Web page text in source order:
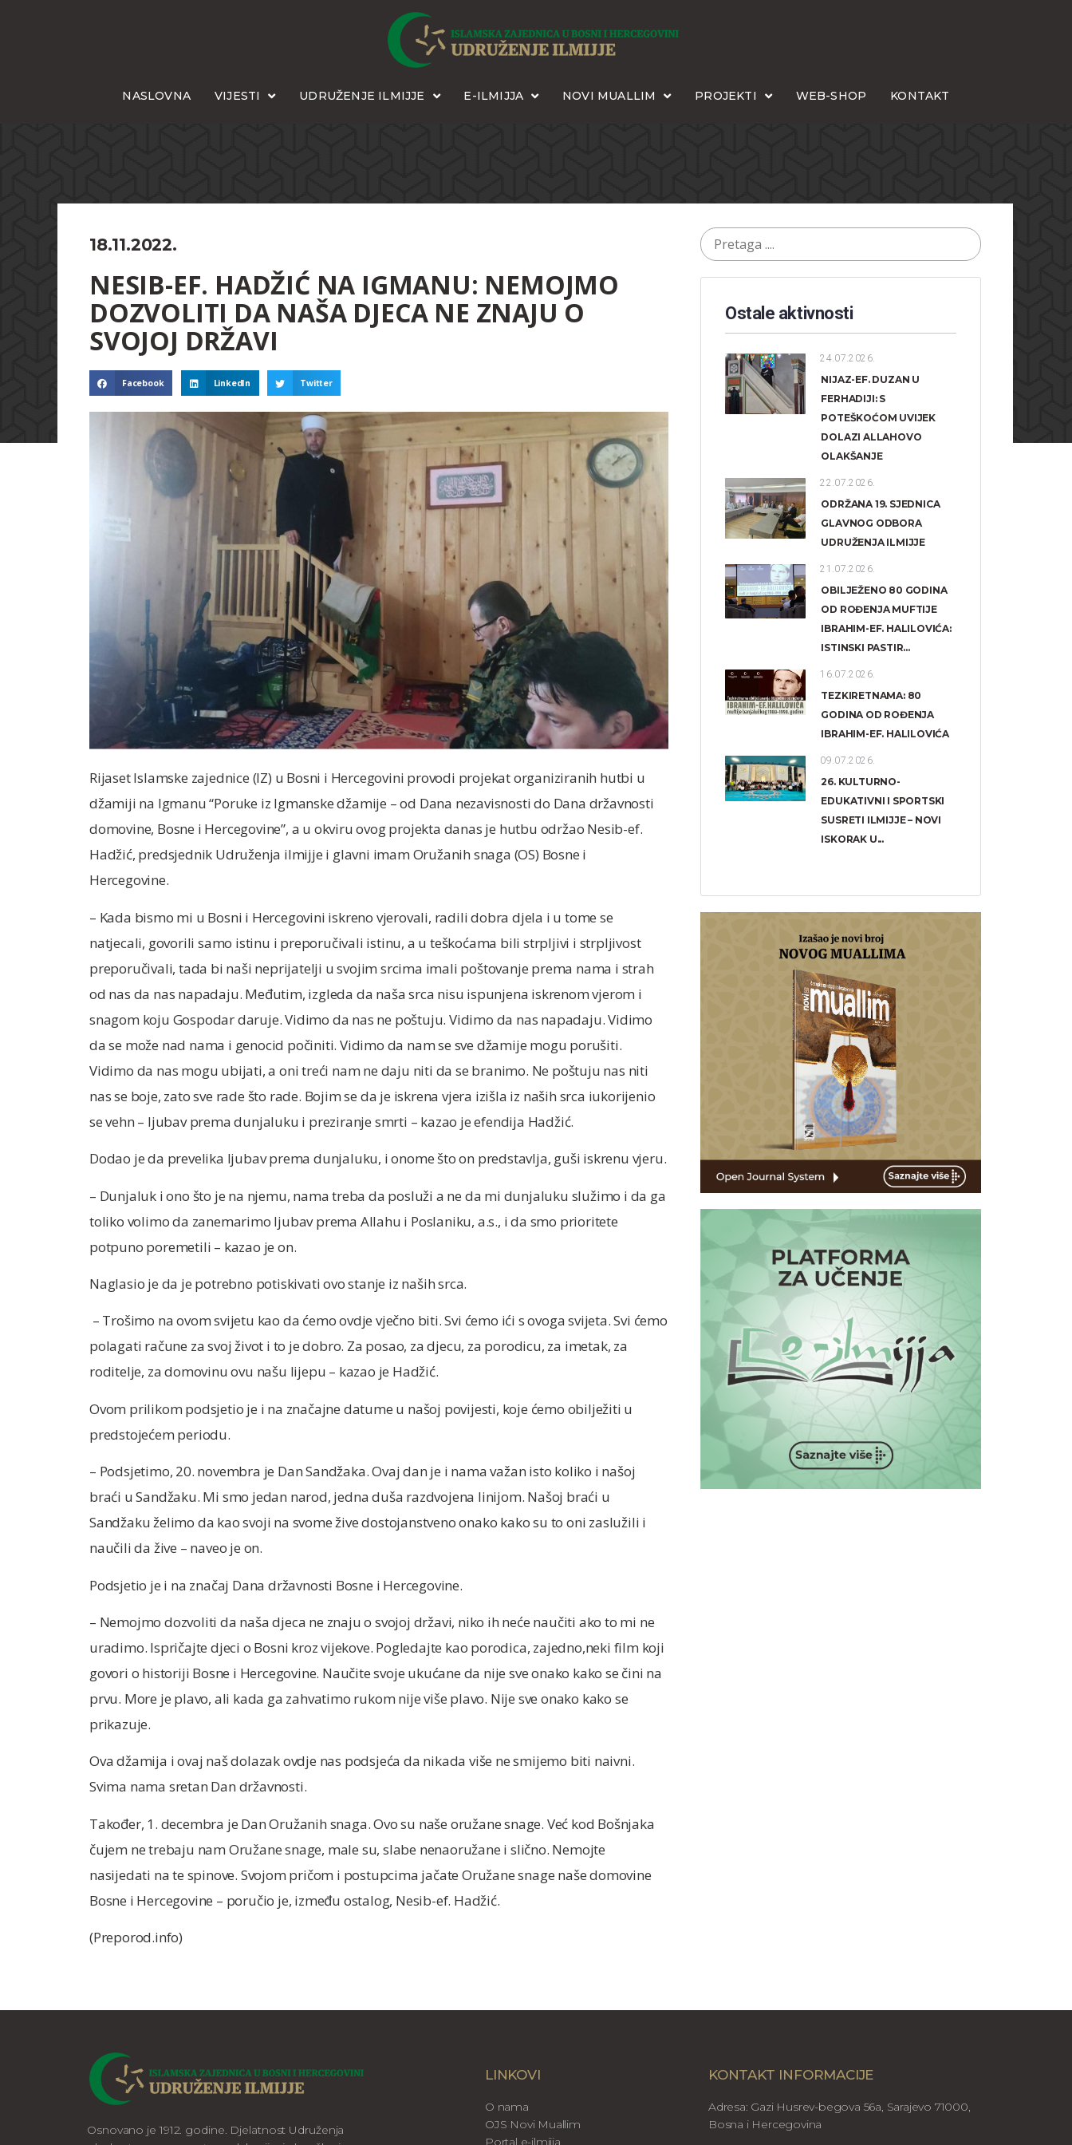
NASLOVNA VIJESTI UDRUŽENJE ILMIJJE E-ILMIJJA NOVI MUALLIM PROJEKTI WEB-SHOP KONTAKT
18.11.2022.
NESIB-EF. HADŽIĆ NA IGMANU: NEMOJMO
DOZVOLITI DA NAŠA DJECA NE ZNAJU O
SVOJOJ DRŽAVI
Facebook LinkedIn Twitter
Rijaset Islamske zajednice (IZ) u Bosni i Hercegovini provodi projekat organiziranih hutbi u
džamiji na Igmanu “Poruke iz Igmanske džamije – od Dana nezavisnosti do Dana državnosti
domovine, Bosne i Hercegovine”, a u okviru ovog projekta danas je hutbu održao Nesib-ef.
Hadžić, predsjednik Udruženja ilmijje i glavni imam Oružanih snaga (OS) Bosne i
Hercegovine.
– Kada bismo mi u Bosni i Hercegovini iskreno vjerovali, radili dobra djela i u tome se
natjecali, govorili samo istinu i preporučivali istinu, a u teškoćama bili strpljivi i strpljivost
preporučivali, tada bi naši neprijatelji u svojim srcima imali poštovanje prema nama i strah
od nas da nas napadaju. Međutim, izgleda da naša srca nisu ispunjena iskrenom vjerom i
snagom koju Gospodar daruje. Vidimo da nas ne poštuju. Vidimo da nas napadaju. Vidimo
da se može nad nama i genocid počiniti. Vidimo da nam se sve džamije mogu porušiti.
Vidimo da nas mogu ubijati, a oni treći nam ne daju niti da se branimo. Ne poštuju nas niti
nas se boje, zato sve rade što rade. Bojim se da je iskrena vjera izišla iz naših srca iukorijenio
se vehn – ljubav prema dunjaluku i preziranje smrti – kazao je efendija Hadžić.
Dodao je da prevelika ljubav prema dunjaluku, i onome što on predstavlja, guši iskrenu vjeru.
– Dunjaluk i ono što je na njemu, nama treba da posluži a ne da mi dunjaluku služimo i da ga
toliko volimo da zanemarimo ljubav prema Allahu i Poslaniku, a.s., i da smo prioritete
potpuno poremetili – kazao je on.
Naglasio je da je potrebno potiskivati ovo stanje iz naših srca.
– Trošimo na ovom svijetu kao da ćemo ovdje vječno biti. Svi ćemo ići s ovoga svijeta. Svi ćemo
polagati račune za svoj život i to je dobro. Za posao, za djecu, za porodicu, za imetak, za
roditelje, za domovinu ovu našu lijepu – kazao je Hadžić.
Ovom prilikom podsjetio je i na značajne datume u našoj povijesti, koje ćemo obilježiti u
predstojećem periodu.
– Podsjetimo, 20. novembra je Dan Sandžaka. Ovaj dan je i nama važan isto koliko i našoj
braći u Sandžaku. Mi smo jedan narod, jedna duša razdvojena linijom. Našoj braći u
Sandžaku želimo da kao svoji na svome žive dostojanstveno onako kako su to oni zaslužili i
naučili da žive – naveo je on.
Podsjetio je i na značaj Dana državnosti Bosne i Hercegovine.
– Nemojmo dozvoliti da naša djeca ne znaju o svojoj državi, niko ih neće naučiti ako to mi ne
uradimo. Ispričajte djeci o Bosni kroz vijekove. Pogledajte kao porodica, zajedno,neki film koji
govori o historiji Bosne i Hercegovine. Naučite svoje ukućane da nije sve onako kako se čini na
prvu. More je plavo, ali kada ga zahvatimo rukom nije više plavo. Nije sve onako kako se
prikazuje.
Ova džamija i ovaj naš dolazak ovdje nas podsjeća da nikada više ne smijemo biti naivni.
Svima nama sretan Dan državnosti.
Također, 1. decembra je Dan Oružanih snaga. Ovo su naše oružane snage. Već kod Bošnjaka
čujem ne trebaju nam Oružane snage, male su, slabe nenaoružane i slično. Nemojte
nasijedati na te spinove. Svojom pričom i postupcima jačate Oružane snage naše domovine
Bosne i Hercegovine – poručio je, između ostalog, Nesib-ef. Hadžić.
(Preporod.info)
Ostale aktivnosti
24.07.2026.
NIJAZ-EF. DUZAN U
FERHADIJI: S
POTEŠKOĆOM UVIJEK
DOLAZI ALLAHOVO
OLAKŠANJE
22.07.2026.
ODRŽANA 19. SJEDNICA
GLAVNOG ODBORA
UDRUŽENJA ILMIJJE
21.07.2026.
OBILJEŽENO 80 GODINA
OD ROĐENJA MUFTIJE
IBRAHIM-EF. HALILOVIĆA:
ISTINSKI PASTIR...
16.07.2026.
TEZKIRETNAMA: 80
GODINA OD ROĐENJA
IBRAHIM-EF. HALILOVIĆA
09.07.2026.
26. KULTURNO-
EDUKATIVNI I SPORTSKI
SUSRETI ILMIJJE – NOVI
ISKORAK U...
Osnovano je 1912. godine. Djelatnost Udruženja
LINKOVI
O nama
OJS Novi Muallim
Portal e-ilmijja
KONTAKT INFORMACIJE
Adresa: Gazi Husrev-begova 56a, Sarajevo 71000,
Bosna i Hercegovina